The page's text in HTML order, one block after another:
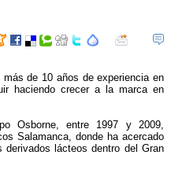
de 10 años de experiencia en
haciendo crecer a la marca en
Osborne, entre 1997 y 2009,
Salamanca, donde ha acercado
lácteos dentro del Gran